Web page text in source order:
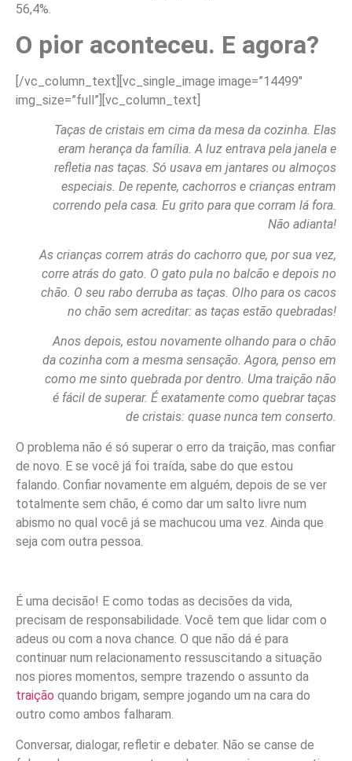
56,4%.
O pior aconteceu. E agora?
[/vc_column_text][vc_single_image image=”14499″
img_size=”full”][vc_column_text]
Taças de cristais em cima da mesa da cozinha. Elas
eram herança da família. A luz entrava pela janela e
refletia nas taças. Só usava em jantares ou almoços
especiais. De repente, cachorros e crianças entram
correndo pela casa. Eu grito para que corram lá fora.
Não adianta!
As crianças correm atrás do cachorro que, por sua vez,
corre atrás do gato. O gato pula no balcão e depois no
chão. O seu rabo derruba as taças. Olho para os cacos
no chão sem acreditar: as taças estão quebradas!
Anos depois, estou novamente olhando para o chão
da cozinha com a mesma sensação. Agora, penso em
como me sinto quebrada por dentro. Uma traição não
é fácil de superar. É exatamente como quebrar taças
de cristais: quase nunca tem conserto.
O problema não é só superar o erro da traição, mas confiar
de novo. E se você já foi traída, sabe do que estou
falando. Confiar novamente em alguém, depois de se ver
totalmente sem chão, é como dar um salto livre num
abismo no qual você já se machucou uma vez. Ainda que
seja com outra pessoa.
É uma decisão! E como todas as decisões da vida,
precisam de responsabilidade. Você tem que lidar com o
adeus ou com a nova chance. O que não dá é para
continuar num relacionamento ressuscitando a situação
nos piores momentos, sempre trazendo o assunto da
traição quando brigam, sempre jogando um na cara do
outro como ambos falharam.
Conversar, dialogar, refletir e debater. Não se canse de